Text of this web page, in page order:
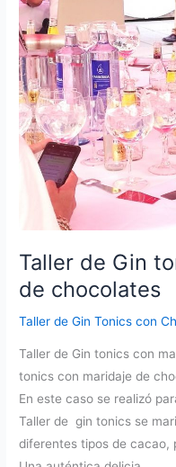
para
eventos
de
empresa
Taller de Gin
de chocolates
Taller de Gin Tonics con
Taller de Gin tonics con
tonics con maridaje de
En este caso se realizó
Taller de gin tonics se
diferentes tipos de cacao,